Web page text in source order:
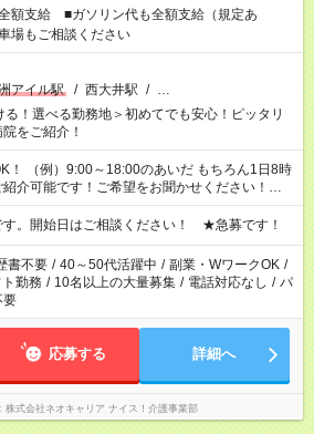
額支給 ■ガソリン代も全額支給（規定あ
場もご相談ください
アイル駅 / 西大井駅 / …
る！選べる勤務地＞初めてでも安心！ピッタリ
をご紹介！
！ （例）9:00～18:00のあいだ もちろん1日8時
介可能です！ご希望をお聞かせください！★家
が必要な場合も遠慮なくご相談ください。 ※
の勤務が必要です
す。開始日はご相談ください！ ★急募です！
書不要 / 40～50代活躍中 / 副業・WワークOK /
勤務 / 10名以上の大量募集 / 電話対応なし / パ
要
応募する 詳細へ
株式会社ネオキャリア ナイス！介護事業部